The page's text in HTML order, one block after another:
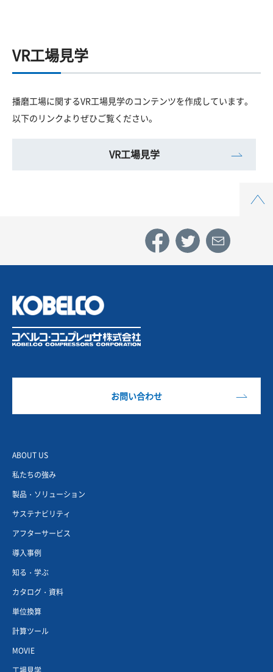
VR工場見学
播磨工場に関するVR工場見学のコンテンツを作成しています。
以下のリンクよりぜひご覧ください。
VR工場見学
お問い合わせ
ABOUT US
私たちの強み
製品・ソリューション
サステナビリティ
アフターサービス
導入事例
知る・学ぶ
カタログ・資料
単位換算
計算ツール
MOVIE
工場見学